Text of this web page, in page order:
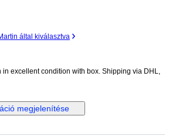
által kiválasztva
in excellent condition with box. Shipping via DHL,
megjelenítése